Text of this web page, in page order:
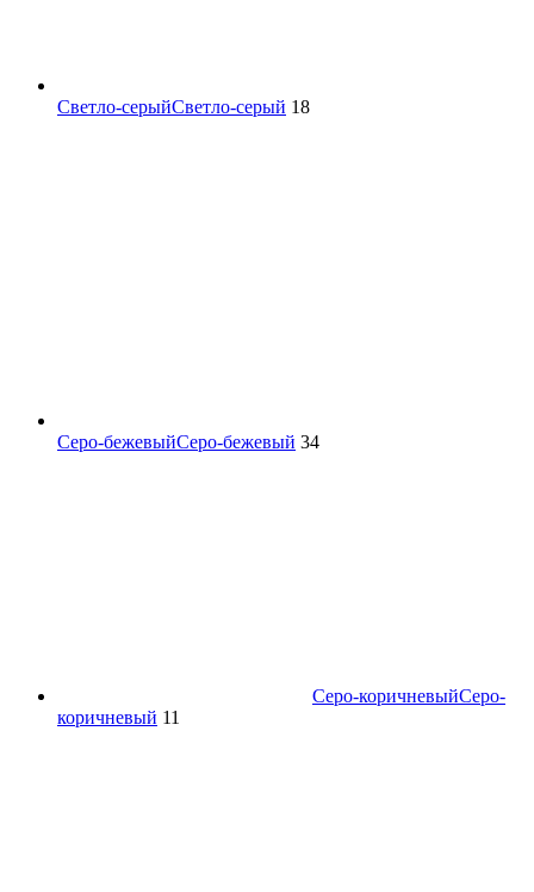
Светло-серыйСветло-серый 18
Серо-бежевыйСеро-бежевый 34
Серо-коричневыйСеро-
коричневый 11